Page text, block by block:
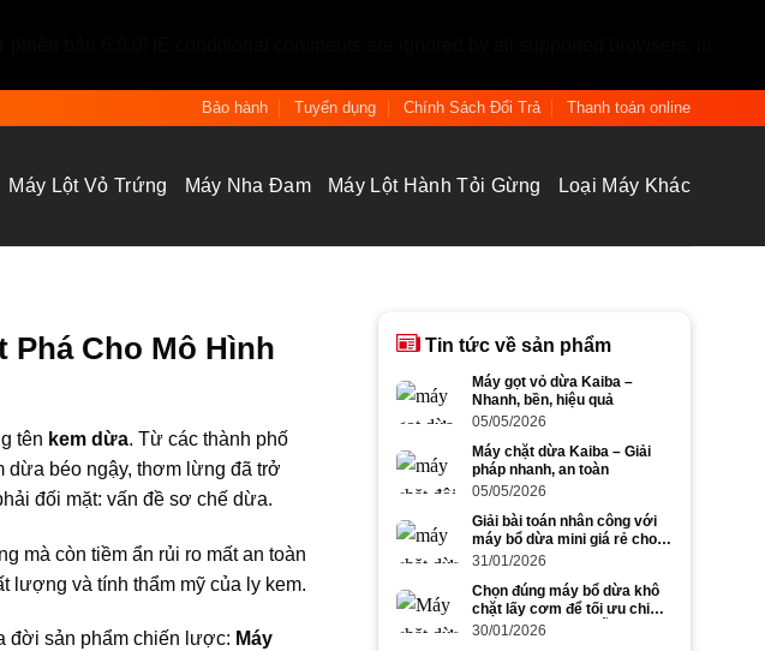
Bảo hành Tuyển dụng Chính Sách Đổi Trả Thanh toán online
Máy Lột Vỏ Trứng Máy Nha Đam Máy Lột Hành Tỏi Gừng Loại Máy Khác
Cho Mô Hình
tên kem dừa. Từ các thành phố
dừa béo ngậy, thơm lừng đã trở
đối mặt: vấn đề sơ chế dừa.
mà còn tiềm ẩn rủi ro mất an toàn
lượng và tính thẩm mỹ của ly kem.
đời sản phẩm chiến lược: Máy
Tin tức về sản phẩm
Máy gọt vỏ dừa Kaiba –
Nhanh, bền, hiệu quả
05/05/2026
Máy chặt dừa Kaiba – Giải
pháp nhanh, an toàn
05/05/2026
Giải bài toán nhân công với
máy bổ dừa mini giá rẻ cho
dừa to và dừa nhỏ
31/01/2026
Chọn đúng máy bổ dừa khô
chặt lấy cơm để tối ưu chi
phí và năng suất mỗi ngày
30/01/2026